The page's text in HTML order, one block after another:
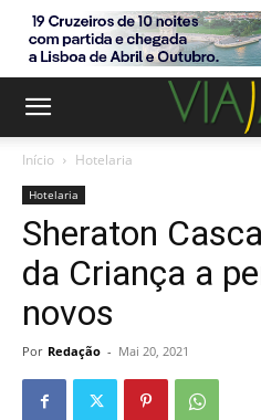
Início Hotelaria
Hotelaria
Sheraton
da Criança a
novos
Por Redação - Mai 20, 2021